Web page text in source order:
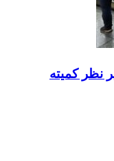
نظر کمیته